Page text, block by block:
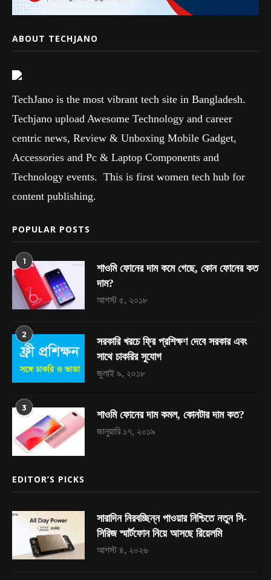
ABOUT TECHJANO
TechJano is the most vibrant tech site in Bangladesh.
Techjano upload Awesome Technology and career
centric news, Review & Unboxing Mobile Gadget,
Accessories and Pc & Laptop Components and
Technology events. This is first women tech hub for
content publishing.
POPULAR POSTS
1
শাওমি ফোনের দাম কমে গেছে, কোন ফোনের কত
দাম?
আগস্ট ৫, ২০১৮
2
সরকারি খরচে ফ্রি প্রশিক্ষণ দেবে সরকার এবং
সাথে চাকরির সুযোগ
জুলাই ৯, ২০১৮
3
শাওমি ফোনের দাম কমল, কোনটার দাম কত?
জানুয়ারি ১৭, ২০১৯
EDITOR’S PICKS
সারাদিন নিরবচ্ছিন্ন পাওয়ার নিশ্চিতে নতুন সি-
সিরিজ স্মার্টফোন নিয়ে আসছে রিয়েলমি
আগস্ট ৪, ২০২৬